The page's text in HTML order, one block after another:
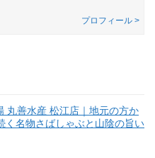
プロフィール >
丸善水産 松江店｜地元の方か
く名物さばしゃぶと山陰の旨い